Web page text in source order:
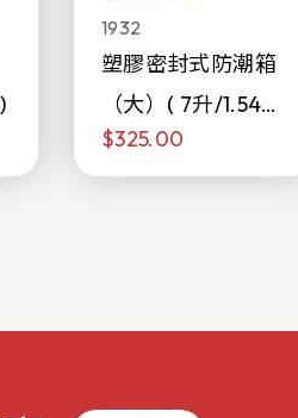
1932
塑膠密封式防潮箱
（大）( 7升/1.54加
侖)
$325.00